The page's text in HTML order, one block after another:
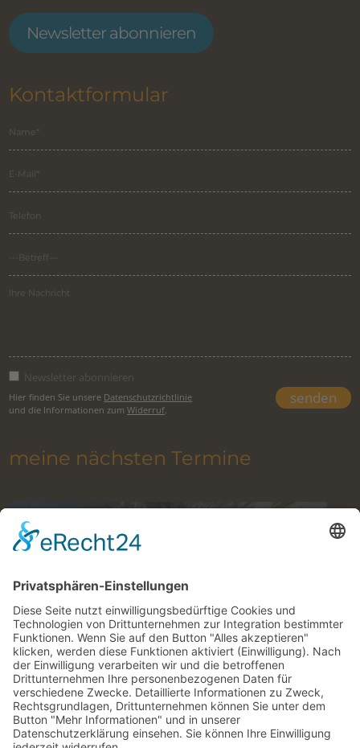
Newsletter abonnieren
Kontaktformular
Newsletter abonnieren
Hier finden Sie unsere Datenschutzrichtlinie
und die Informationen zumWiderruf.
meine nächsten Termine
Klettern im Gesäuse mit Bergführer
10. August 2026 to 27. Oktober 2026